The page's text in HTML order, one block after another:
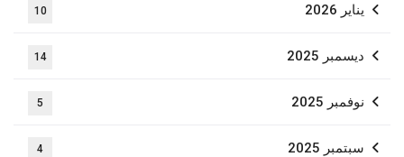
يناير 2026 10
ديسمبر 2025 14
نوفمبر 2025 5
سبتمبر 2025 4